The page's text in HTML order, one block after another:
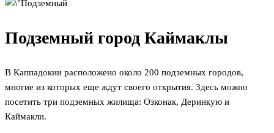
Подземный город Каймаклы
В Каппадокии расположено около 200 подземных городов,
многие из которых еще ждут своего открытия. Здесь можно
посетить три подземных жилища: Озконак, Деринкую и
Каймакли.